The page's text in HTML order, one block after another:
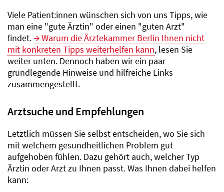
Viele Patient:innen wünschen sich von uns Tipps, wie
man eine "gute Ärztin" oder einen "guten Arzt"
findet.
Warum die Ärztekammer Berlin Ihnen nicht
mit konkreten Tipps weiterhelfen kann, lesen Sie
weiter unten. Dennoch haben wir ein paar
grundlegende Hinweise und hilfreiche Links
zusammengestellt.
Arztsuche und Empfehlungen
Letztlich müssen Sie selbst entscheiden, wo Sie sich
mit welchem gesundheitlichen Problem gut
aufgehoben fühlen. Dazu gehört auch, welcher Typ
Ärztin oder Arzt zu Ihnen passt. Was Ihnen dabei helfen
kann: